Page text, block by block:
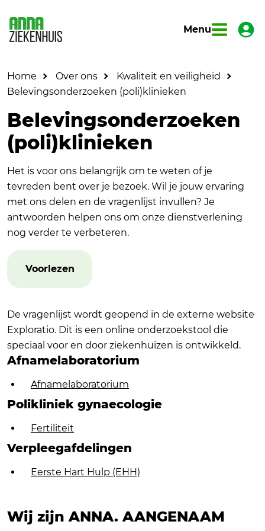
Menu
Home Over ons
Kwaliteit en veiligheid
Belevingsonderzoeken (poli)klinieken
Belevingsonderzoeken
(poli)klinieken
Het is voor ons belangrijk om te weten of je
tevreden bent over je bezoek. Wil je jouw ervaring
met ons delen en de vragenlijst invullen? Je
antwoorden helpen ons om onze dienstverlening
nog verder te verbeteren.
Voorlezen
De vragenlijst wordt geopend in de externe website
Exploratio. Dit is een online onderzoekstool die
speciaal voor en door ziekenhuizen is ontwikkeld.
Afnamelaboratorium
Afnamelaboratorium
Polikliniek gynaecologie
Fertiliteit
Verpleegafdelingen
Eerste Hart Hulp (EHH)
Wij zijn ANNA.AANGENAAM